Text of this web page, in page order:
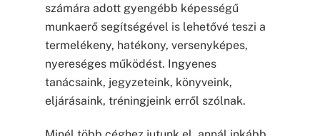
számára adott gyengébb képességű
munkaerő segítségével is lehetővé teszi a
termelékeny, hatékony, versenyképes,
nyereséges működést. Ingyenes
tanácsaink, jegyzeteink, könyveink,
eljárásaink, tréningjeink erről szólnak.